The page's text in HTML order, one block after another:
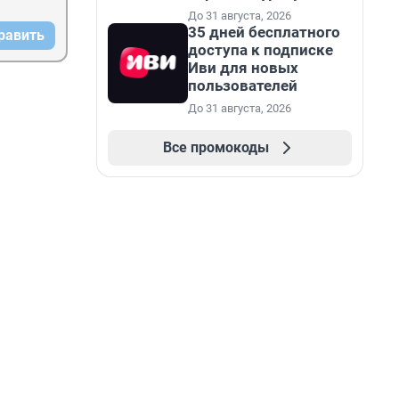
До 31 августа, 2026
35 дней бесплатного
доступа к подписке
Иви для новых
пользователей
До 31 августа, 2026
Все промокоды